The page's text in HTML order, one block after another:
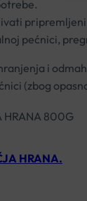
pećnici,
i
(zbog
HRANA 800G
HRANA.